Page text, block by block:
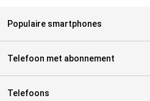
Populaire smartphones
Telefoon met abonnement
Telefoons